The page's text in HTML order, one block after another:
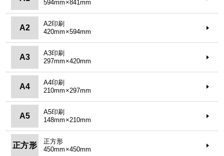
594mm×841mm
A2
A2印刷
420mm×594mm
A3
A3印刷
297mm×420mm
A4
A4印刷
210mm×297mm
A5
A5印刷
148mm×210mm
正方形
正方形
450mm×450mm